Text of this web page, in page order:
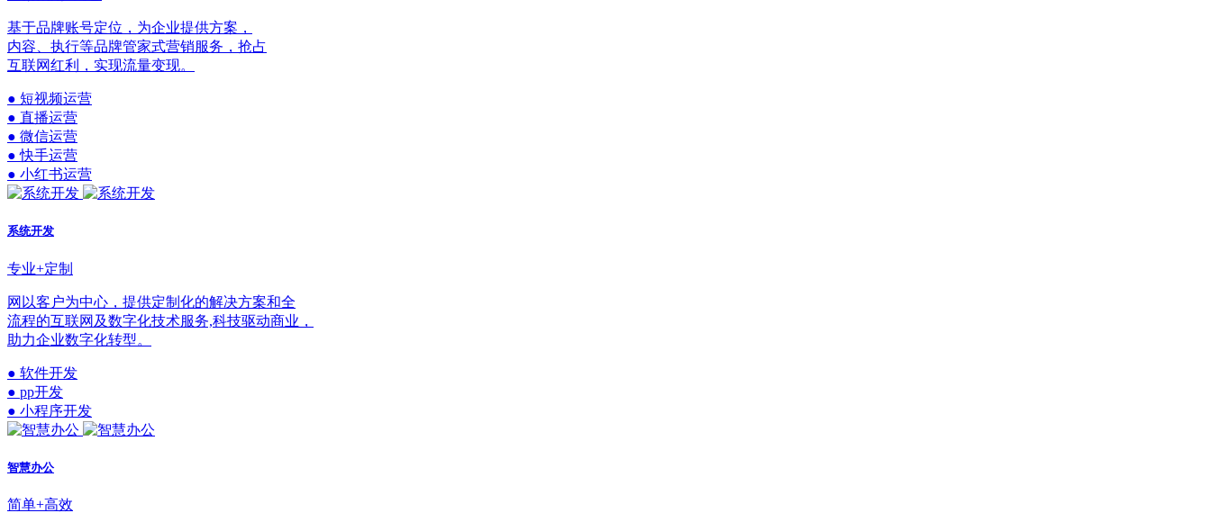
基于品牌账号定位，为企业提供方案，
内容、执行等品牌管家式营销服务，抢占
互联网红利，实现流量变现。
● 短视频运营
● 直播运营
● 微信运营
● 快手运营
● 小红书运营
系统开发
专业+定制
网以客户为中心，提供定制化的解决方案和全
流程的互联网及数字化技术服务,科技驱动商业，
助力企业数字化转型。
● 软件开发
● pp开发
● 小程序开发
智慧办公
简单+高效